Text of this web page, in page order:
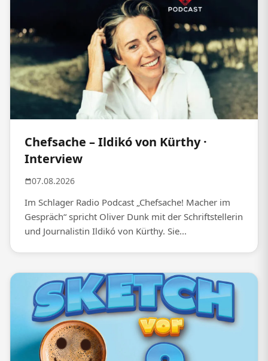
Chefsache – Ildikó von Kürthy ·
Interview
07.08.2026
Im Schlager Radio Podcast „Chefsache! Macher im
Gespräch“ spricht Oliver Dunk mit der Schriftstellerin
und Journalistin Ildikó von Kürthy. Sie...